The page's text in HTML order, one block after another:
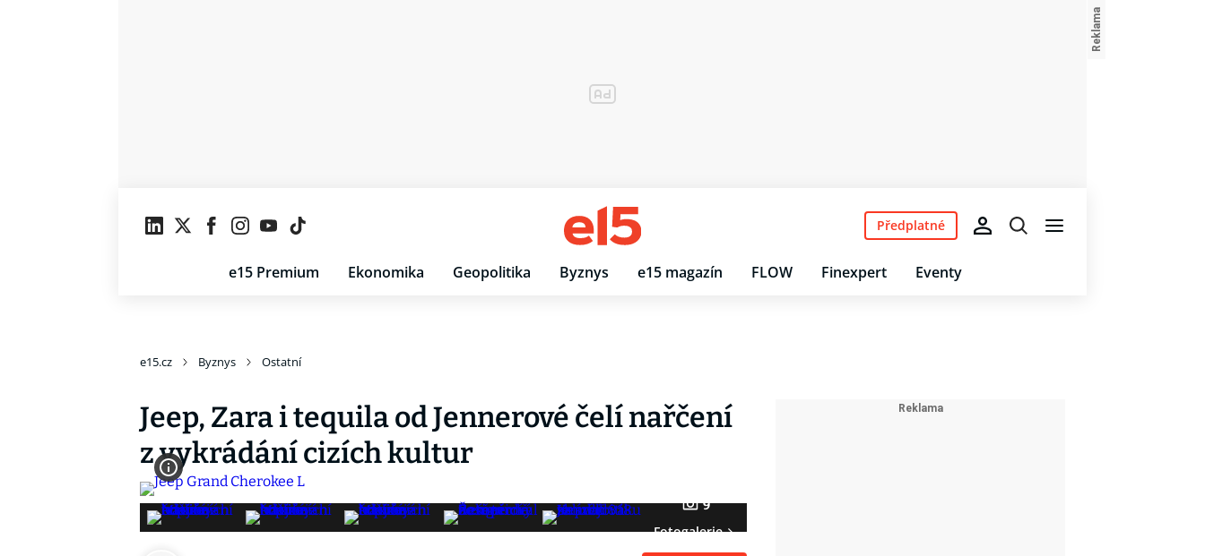
e15 Premium Ekonomika Geopolitika Byznys e15 magazín FLOW Finexpert Eventy
Předplatné
e15.cz Byznys Ostatní
Jeep, Zara i tequila od Jennerové čelí nařčení
z vykrádání cizích kultur
9
Fotogalerie